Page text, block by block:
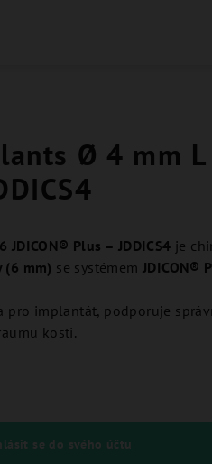
Ø 4 mm L
Plus – JDDICS4 je
mm) se systémemJDICON®
pro implantát, podporuje
kosti.
se do svého účtu